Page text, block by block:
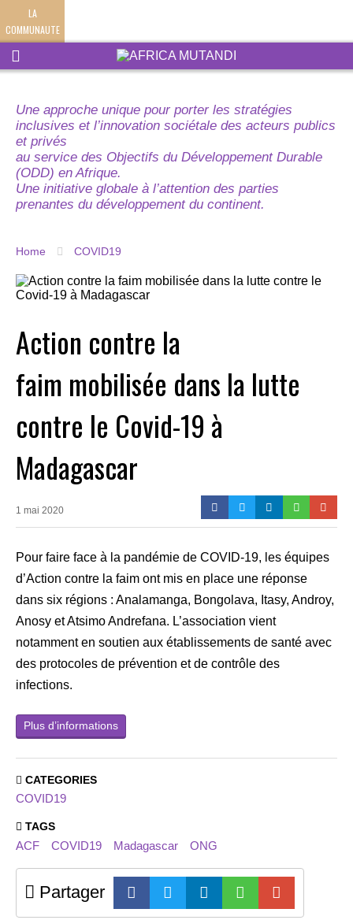
LA
COMMUNAUTE
Une approche unique pour porter les stratégies
inclusives et l’innovation sociétale des acteurs publics
et privés
au service des Objectifs du Développement Durable
(ODD) en Afrique.
Une initiative globale à l’attention des parties
prenantes du développement du continent.
Home COVID19
Action contre la
faim mobilisée dans la lutte
contre le Covid-19 à
Madagascar
1 mai 2020
Pour faire face à la pandémie de COVID-19, les équipes
d’Action contre la faim ont mis en place une réponse
dans six régions : Analamanga, Bongolava, Itasy, Androy,
Anosy et Atsimo Andrefana. L’association vient
notamment en soutien aux établissements de santé avec
des protocoles de prévention et de contrôle des
infections.
Plus d’informations
CATEGORIES
COVID19
TAGS
ACF COVID19 Madagascar ONG
Partager